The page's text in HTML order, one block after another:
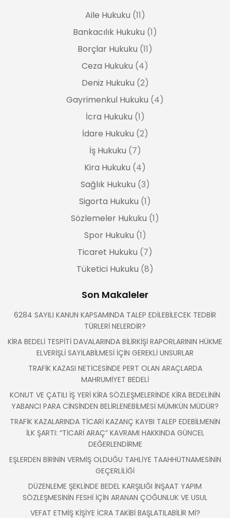
Aile Hukuku (11)
Bankacılık Hukuku (1)
Borçlar Hukuku (11)
Ceza Hukuku (4)
Deniz Hukuku (2)
Gayrimenkul Hukuku (4)
İcra Hukuku (1)
İdare Hukuku (2)
İş Hukuku (7)
Kira Hukuku (4)
Sağlık Hukuku (3)
Sigorta Hukuku (1)
Sözlemeler Hukuku (1)
Spor Hukuku (1)
Ticaret Hukuku (7)
Tüketici Hukuku (8)
Son Makaleler
6284 SAYILI KANUN KAPSAMINDA TALEP EDİLEBİLECEK TEDBİR
TÜRLERİ NELERDİR?
KİRA BEDELİ TESPİTİ DAVALARINDA BİLİRKİŞİ RAPORLARININ HÜKME
ELVERİŞLİ SAYILABİLMESİ İÇİN GEREKLİ UNSURLAR
TRAFİK KAZASI NETİCESİNDE PERT OLAN ARAÇLARDA
MAHRUMİYET BEDELİ
KONUT VE ÇATILI İŞ YERİ KİRA SÖZLEŞMELERİNDE KİRA BEDELİNİN
YABANCI PARA CİNSİNDEN BELİRLENEBİLMESİ MÜMKÜN MÜDÜR?
TRAFİK KAZALARINDA TİCARİ KAZANÇ KAYBI TALEP EDEBİLMENİN
İLK ŞARTI: “TİCARİ ARAÇ” KAVRAMI HAKKINDA GÜNCEL
DEĞERLENDİRME
EŞLERDEN BİRİNİN VERMİŞ OLDUĞU TAHLİYE TAAHHÜTNAMESİNİN
GEÇERLİLİĞİ
DÜZENLEME ŞEKLİNDE BEDEL KARŞILIĞI İNŞAAT YAPIM
SÖZLEŞMESİNİN FESHİ İÇİN ARANAN ÇOĞUNLUK VE USUL
VEFAT ETMİŞ KİŞİYE İCRA TAKİBİ BAŞLATILABİLİR Mİ?